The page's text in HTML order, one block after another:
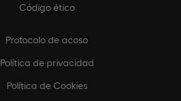
Código ético
Protocolo de acoso
Política de privacidad
Política de Cookies